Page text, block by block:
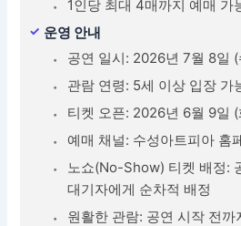
1인당 최대 4매까지 예매 가
운영 안내
공연 일시: 2026년 7월 8일
관람 연령: 5세 이상 입장 가
티켓 오픈: 2026년 6월 9일
예매 채널: 수성아트피아 홈
노쇼(No-Show) 티켓 배정:
대기자에게 순차적 배정
원활한 관람: 공연 시작 전